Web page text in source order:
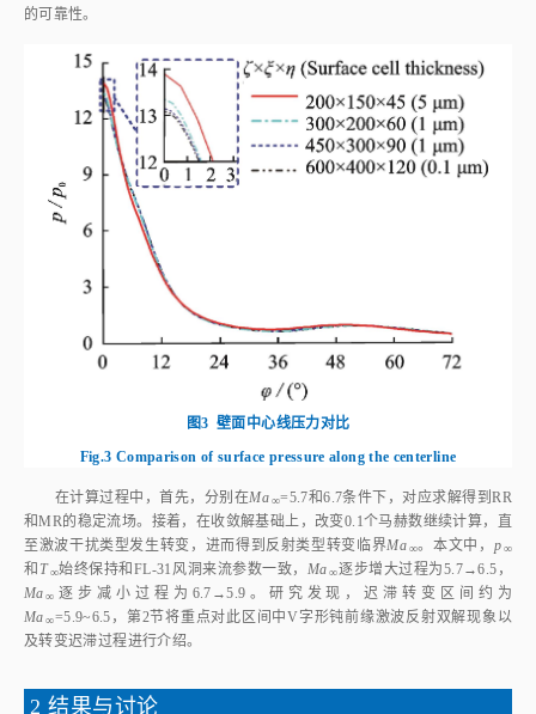
的可靠性。
图3 壁面中心线压力对比
Fig.3 Comparison of surface pressure along the centerline
在计算过程中，首先，分别在Ma∞=5.7和6.7条件下，对应求解得到RR
和MR的稳定流场。接着，在收敛解基础上，改变0.1个马赫数继续计算，直
至激波干扰类型发生转变，进而得到反射类型转变临界Ma∞。本文中， p∞
和 T∞始终保持和FL‑31风洞来流参数一致， Ma ∞逐步增大过程为5.7→6.5，
Ma ∞ 逐步减小过程为6.7→5.9。研究发现，迟滞转变区间约为
Ma ∞=5.9~6.5，第2节将重点对此区间中V字形钝前缘激波反射双解现象以
及转变迟滞过程进行介绍。
2 结果与讨论